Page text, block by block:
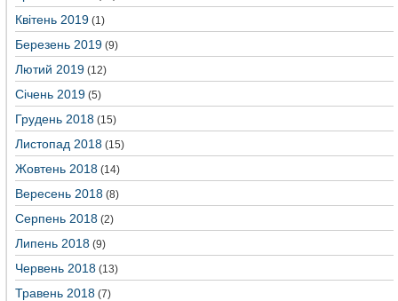
Квітень 2019 (1)
Березень 2019 (9)
Лютий 2019 (12)
Січень 2019 (5)
Грудень 2018 (15)
Листопад 2018 (15)
Жовтень 2018 (14)
Вересень 2018 (8)
Серпень 2018 (2)
Липень 2018 (9)
Червень 2018 (13)
Травень 2018 (7)